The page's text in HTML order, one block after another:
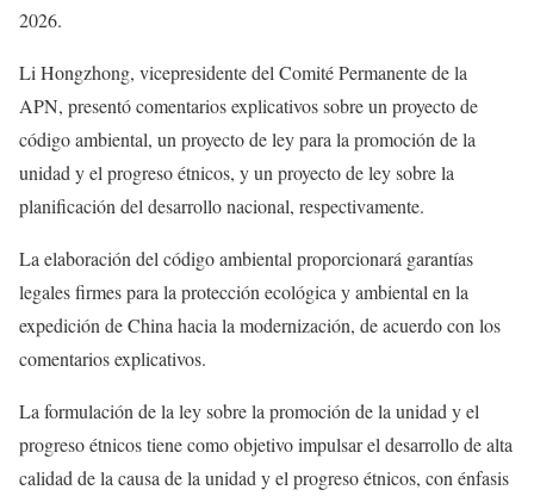
2026.
Li Hongzhong, vicepresidente del Comité Permanente de la
APN, presentó comentarios explicativos sobre un proyecto de
código ambiental, un proyecto de ley para la promoción de la
unidad y el progreso étnicos, y un proyecto de ley sobre la
planificación del desarrollo nacional, respectivamente.
La elaboración del código ambiental proporcionará garantías
legales firmes para la protección ecológica y ambiental en la
expedición de China hacia la modernización, de acuerdo con los
comentarios explicativos.
La formulación de la ley sobre la promoción de la unidad y el
progreso étnicos tiene como objetivo impulsar el desarrollo de alta
calidad de la causa de la unidad y el progreso étnicos, con énfasis